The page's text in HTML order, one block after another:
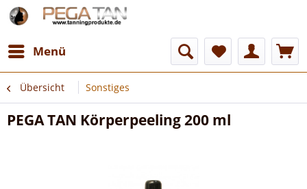
Menü
Übersicht Sonstiges
PEGA TAN Körperpeeling 200 ml